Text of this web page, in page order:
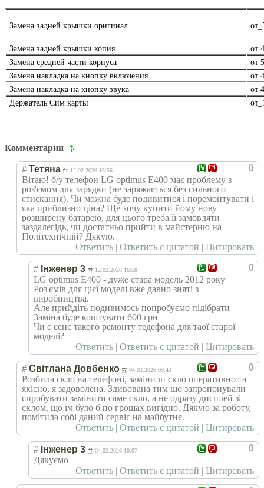
Замена задней крышки оригинал
Замена задней крышки копия
от
Замена средней части корпуса
от
Замена накладка на кнопку включения
от
Замена накладка на кнопку звука
от
Держатель Сим карты
от
Комментарии
0
# Тетяна 12.02.2026 15:56
Вітаю! б/у телефон LG optimus E400 має проблему з
роз'ємом для зарядки (не заряжається без сильного
стискання). Чи можна буде подивитися і поремонтувати і
яка приблизно ціна? Ще хочу купити йому нову
розширену батарею, для цього треба її замовляти
заздалегідь, чи достатньо прийти в майстерню на
Політехнічній? Дякую.
Ответить | Ответить с цитатой | Цитировать
0
# Інженер 3 12.02.2026 16:58
LG optimus E400 - дуже стара модель 2012 року
Роз'ємів для цієї моделі вже давно зняті з
виробництва.
Але прийдіть подивимось попробуємо підібрати
Заміна буде коштувати 600 грн
Чи є сенс такого ремонту тедефона для таої старої
моделі?
Ответить | Ответить с цитатой | Цитировать
0
# Світлана Довбенко 04.02.2026 09:42
Розбила скло на телефоні, замінили скло оперативно та
якісно, я задоволена. Здивована тим що запропонували
спробувати замінити саме скло, а не одразу дисплей зі
склом, що їм було б по грошах вигідно. Дякую за роботу,
помітила собі даний сервіс на майбутнє.
Ответить | Ответить с цитатой | Цитировать
0
# Інженер 3 04.02.2026 10:07
Дякуємо
Ответить | Ответить с цитатой | Цитировать